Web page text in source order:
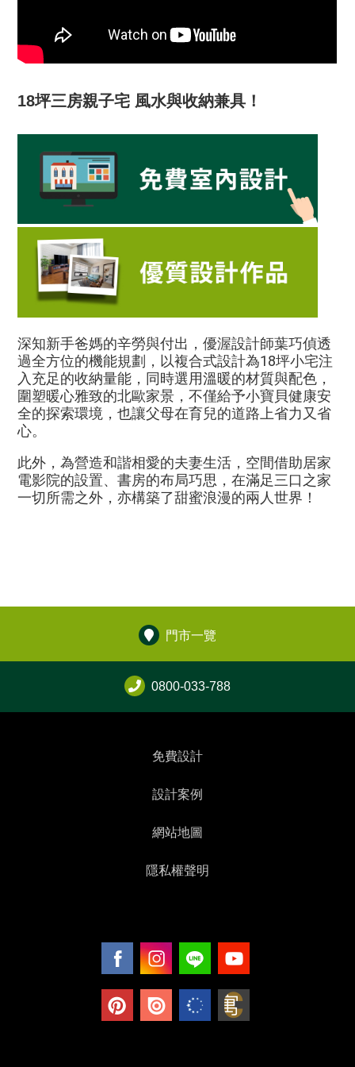
18坪三房親子宅 風水與收納兼具！
深知新手爸媽的辛勞與付出，優渥設計師葉巧偵透
過全方位的機能規劃，以複合式設計為18坪小宅注
入充足的收納量能，同時選用溫暖的材質與配色，
圍塑暖心雅致的北歐家景，不僅給予小寶貝健康安
全的探索環境，也讓父母在育兒的道路上省力又省
心。
此外，為營造和諧相愛的夫妻生活，空間借助居家
電影院的設置、書房的布局巧思，在滿足三口之家
一切所需之外，亦構築了甜蜜浪漫的兩人世界！
門市一覽
0800-033-788
免費設計
設計案例
網站地圖
隱私權聲明